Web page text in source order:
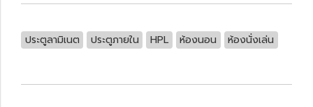
ประตูลามิเนต ประตูภายใน HPL ห้องนอน ห้องนั่งเล่น